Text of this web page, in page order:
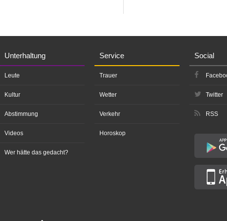
Unterhaltung
Leute
Kultur
Abstimmung
Videos
Wer hätte das gedacht?
Service
Trauer
Wetter
Verkehr
Horoskop
Social
Twitter
RSS